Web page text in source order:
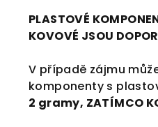
PLASTOVÉ
KOVOVÉ JSOU
V případě zájmu
komponenty s
2 gramy, ZATÍMCO